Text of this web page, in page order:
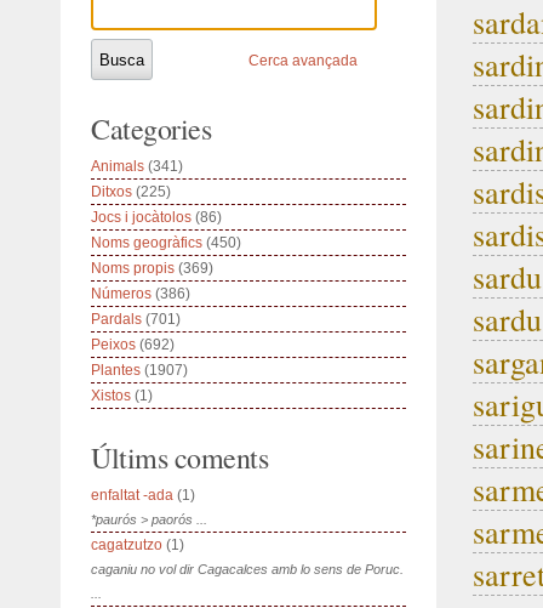
Cerca avançada
Categories
Animals (341)
Ditxos (225)
Jocs i jocàtolos (86)
Noms geogràfics (450)
Noms propis (369)
Números (386)
Pardals (701)
Peixos (692)
Plantes (1907)
Xistos (1)
Últims coments
enfaltat -ada (1)
*paurós > paorós ...
cagatzutzo (1)
caganiu no vol dir Cagacalces amb lo sens de Poruc.